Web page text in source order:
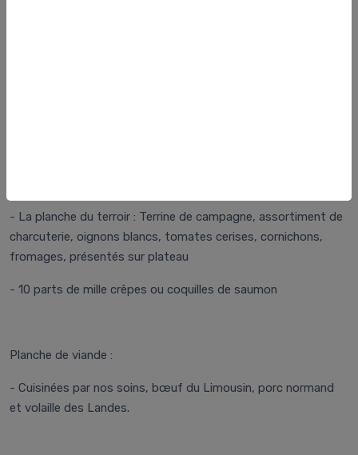
- La planche du terroir : Terrine de campagne, assortiment de
charcuterie, oignons blancs, tomates cerises, cornichons,
fromages, présentés sur plateau
- 10 parts de mille crêpes ou coquilles de saumon
Planche de viande :
- Cuisinées par nos soins, bœuf du Limousin, porc normand
et volaille des Landes.